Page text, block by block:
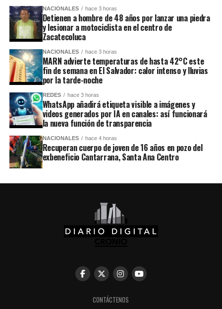
NACIONALES hace 3 horas
Detienen a hombre de 48 años por lanzar una piedra
y lesionar a motociclista en el centro de
Zacatecoluca
NACIONALES hace 3 horas
MARN advierte temperaturas de hasta 42°C este
fin de semana en El Salvador: calor intenso y lluvias
por la tarde-noche
REDES hace 3 horas
WhatsApp añadirá etiqueta visible a imágenes y
videos generados por IA en canales: así funcionará
la nueva función de transparencia
NACIONALES hace 4 horas
Recuperan cuerpo de joven de 16 años en pozo del
exbeneficio Cantarrana, Santa Ana Centro
CONTÁCTENOS